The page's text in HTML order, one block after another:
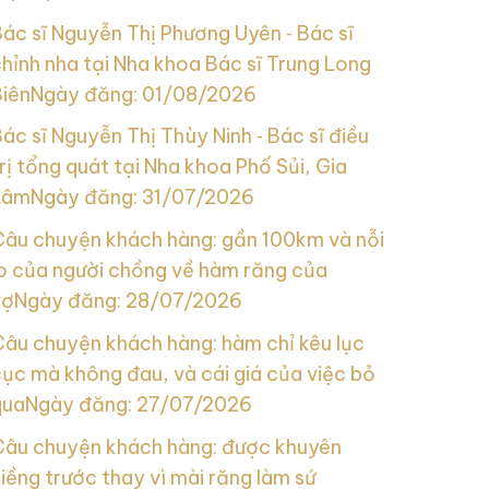
sĩ Nguyễn Thị Phương Uyên ‑ Bác sĩ
nha tại Nha khoa Bác sĩ Trung Long
Ngày đăng: 01/08/2026
sĩ Nguyễn Thị Thùy Ninh ‑ Bác sĩ điều
tổng quát tại Nha khoa Phố Sủi, Gia
Ngày đăng: 31/07/2026
chuyện khách hàng: gần 100km và nỗi
của người chồng về hàm răng của
Ngày đăng: 28/07/2026
chuyện khách hàng: hàm chỉ kêu lục
mà không đau, và cái giá của việc bỏ
Ngày đăng: 27/07/2026
chuyện khách hàng: được khuyên
trước thay vì mài răng làm sứ